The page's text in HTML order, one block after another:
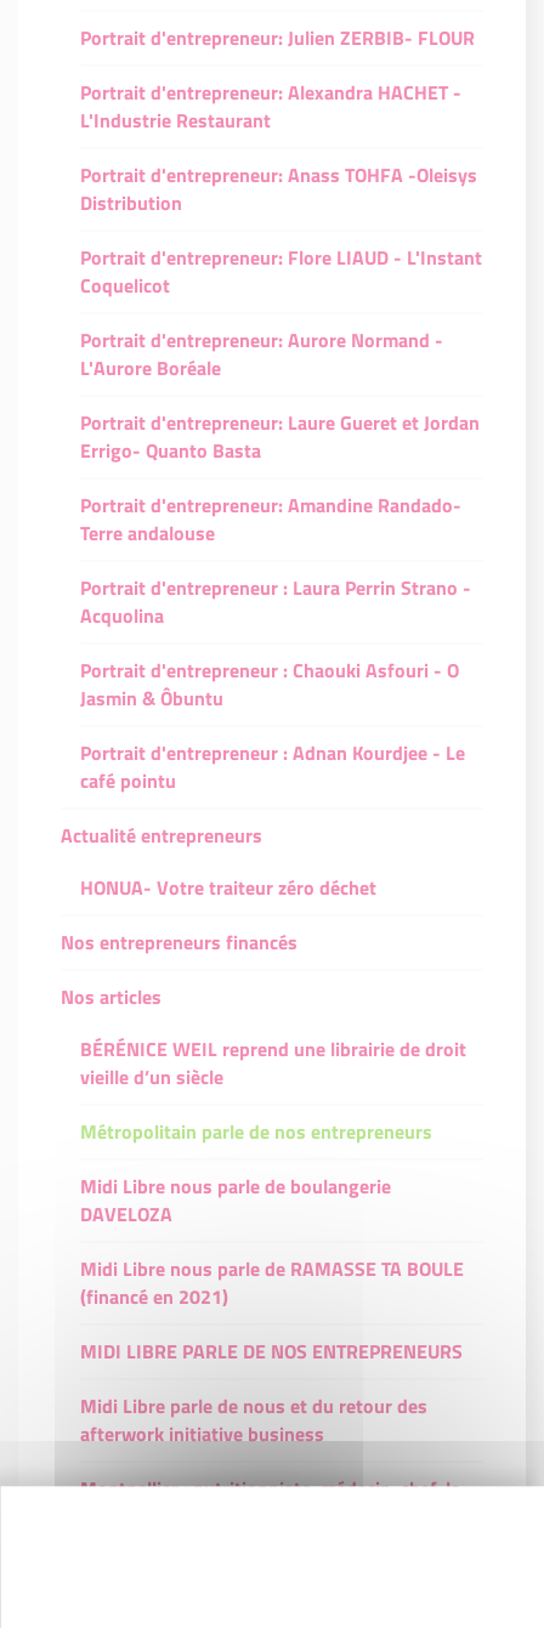
Portrait d'entrepreneur: Julien ZERBIB- FLOUR
Portrait d'entrepreneur: Alexandra HACHET -
L'Industrie Restaurant
Portrait d'entrepreneur: Anass TOHFA -Oleisys
Distribution
Portrait d'entrepreneur: Flore LIAUD - L'Instant
Coquelicot
Portrait d'entrepreneur: Aurore Normand -
L'Aurore Boréale
Portrait d'entrepreneur: Laure Gueret et Jordan
Errigo- Quanto Basta
Portrait d'entrepreneur: Amandine Randado-
Terre andalouse
Portrait d'entrepreneur : Laura Perrin Strano -
Acquolina
Portrait d'entrepreneur : Chaouki Asfouri - O
Jasmin & Ôbuntu
Portrait d'entrepreneur : Adnan Kourdjee - Le
café pointu
Actualité entrepreneurs
HONUA- Votre traiteur zéro déchet
Nos entrepreneurs financés
Nos articles
BÉRÉNICE WEIL reprend une librairie de droit
vieille d’un siècle
Métropolitain parle de nos entrepreneurs
Midi Libre nous parle de boulangerie
DAVELOZA
Midi Libre nous parle de RAMASSE TA BOULE
(financé en 2021)
MIDI LIBRE PARLE DE NOS ENTREPRENEURS
Midi Libre parle de nous et du retour des
afterwork initiative business
Montpellier : nutritionniste, médecin, chef, le